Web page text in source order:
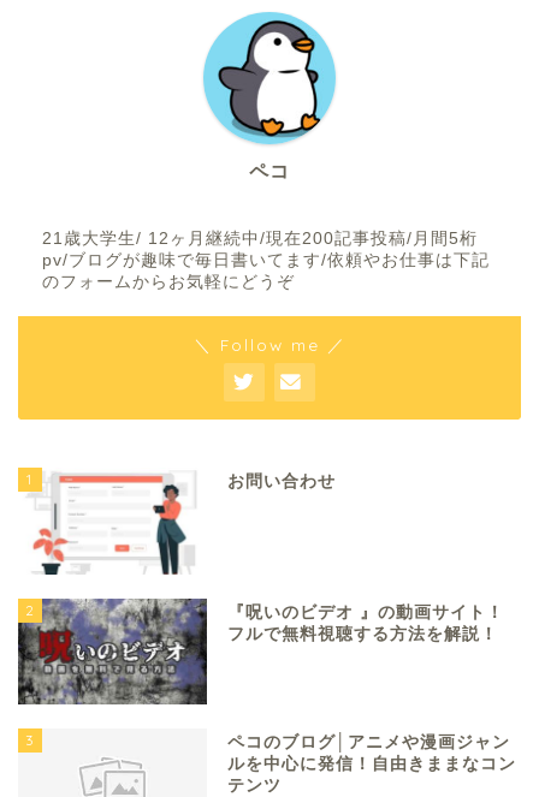
ペコ
21歳大学生/ 12ヶ月継続中/現在200記事投稿/月間5桁
pv/ブログが趣味で毎日書いてます/依頼やお仕事は下記
のフォームからお気軽にどうぞ
＼ Follow me ／
1 お問い合わせ
2
『呪いのビデオ 』の動画サイト！
フルで無料視聴する方法を解説！
3
ペコのブログ│アニメや漫画ジャン
ルを中心に発信！自由きままなコン
テンツ